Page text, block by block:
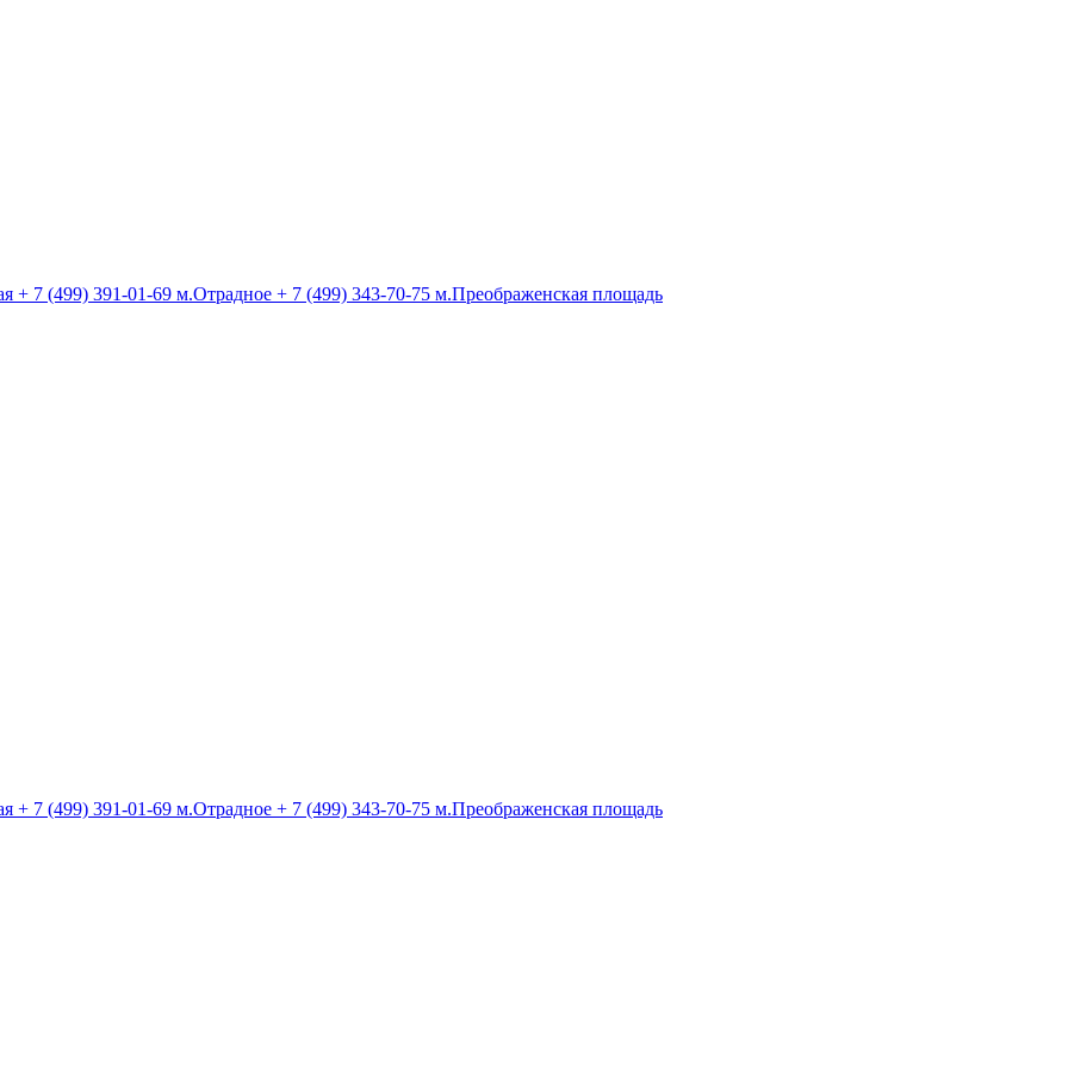
+ 7 (499) 391-01-69 м.Отрадное + 7 (499) 343-70-75 м.Преображенская площадь
+ 7 (499) 391-01-69 м.Отрадное + 7 (499) 343-70-75 м.Преображенская площадь